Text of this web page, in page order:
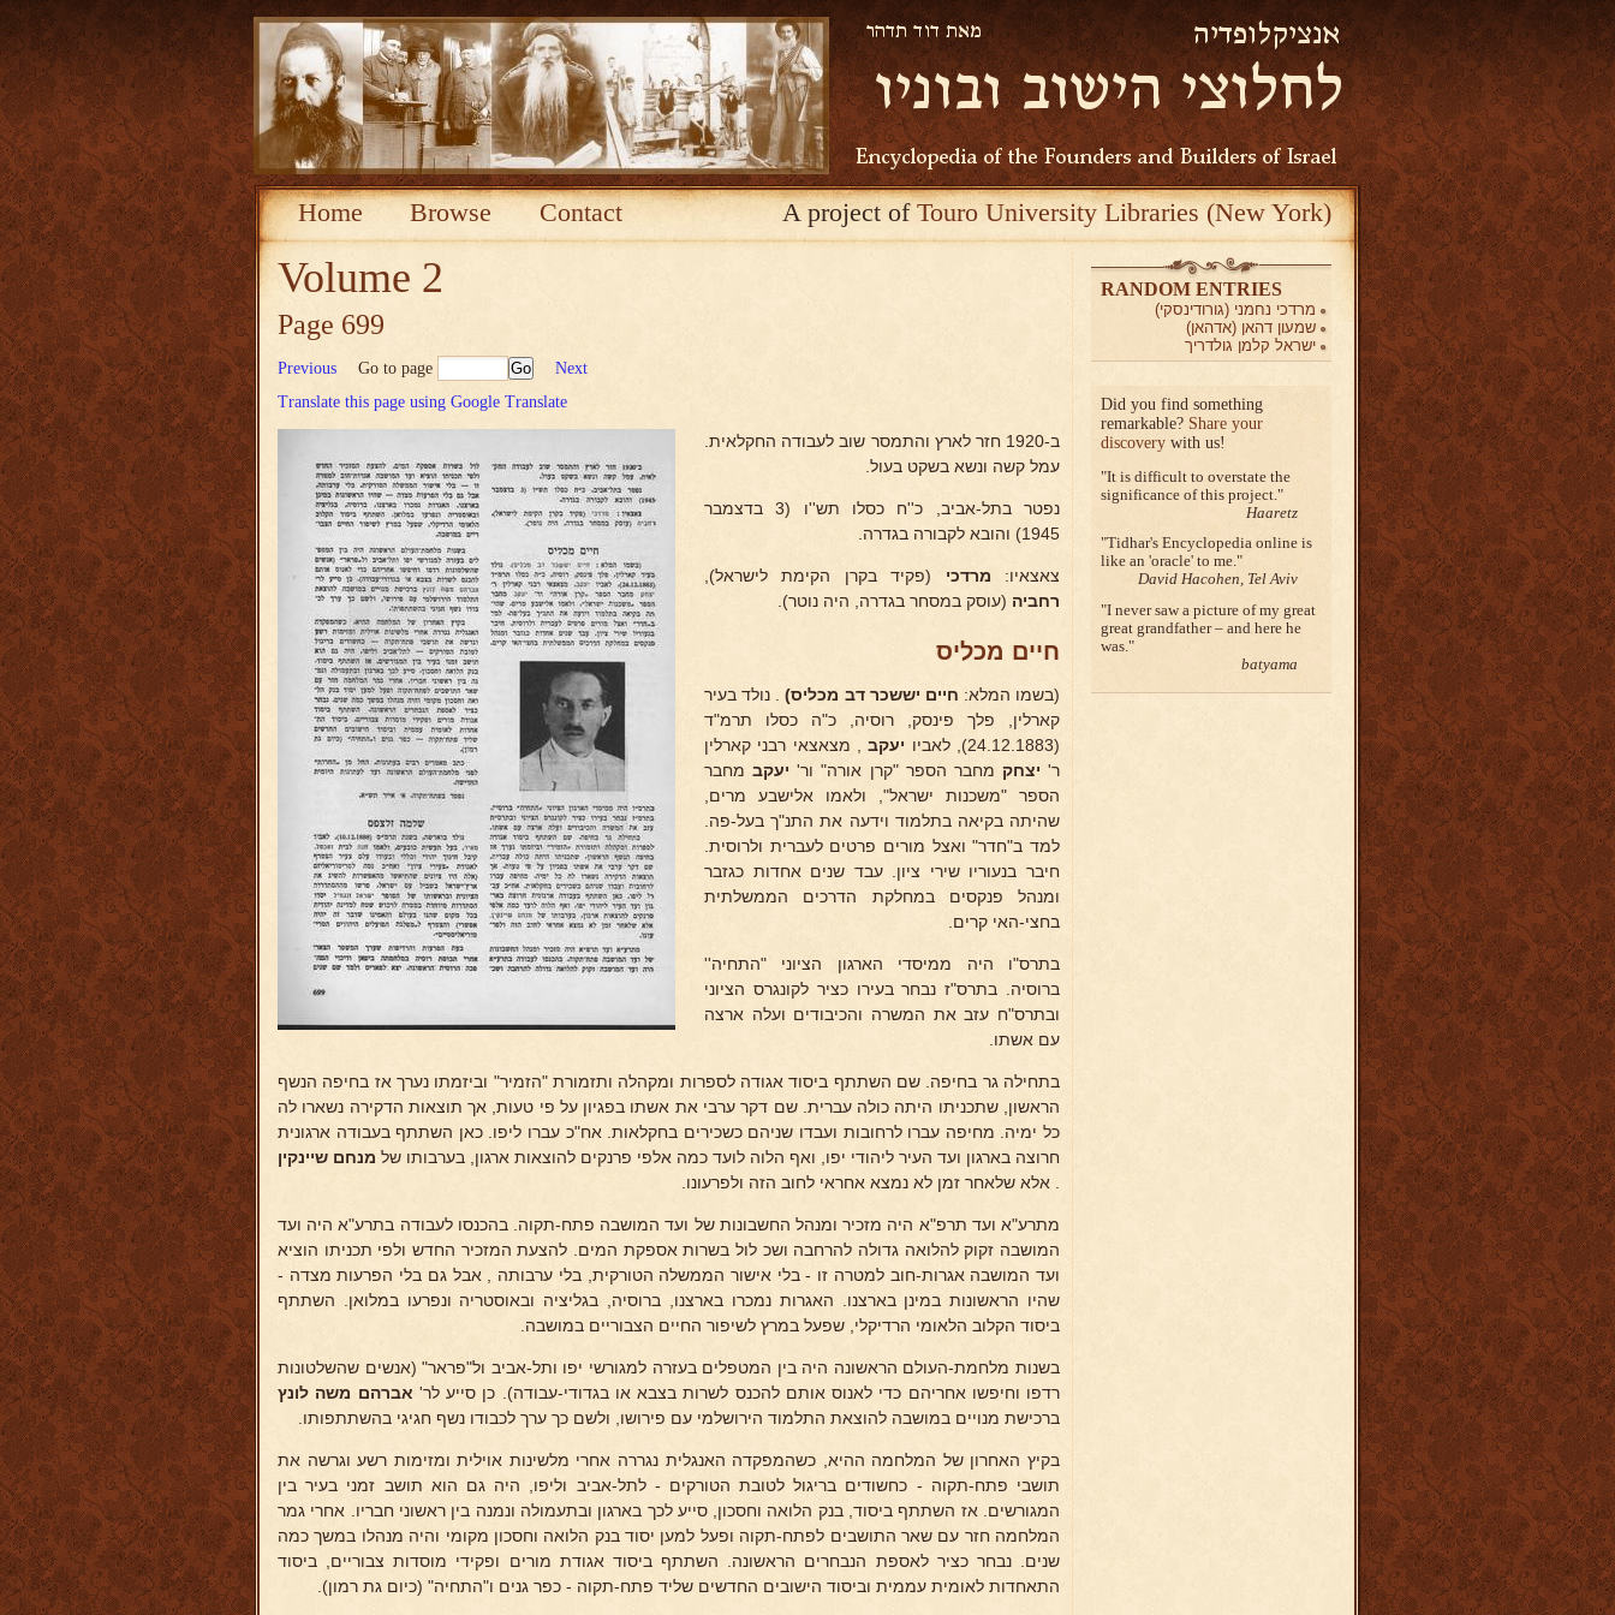
Home Browse Contact A project ofTouro University Libraries (New York)
Volume 2
Page 699
Previous Go to page
Next
Translate this page using Google Translate
ב-1920 חזר לארץ והתמסר שוב לעבודה החקלאית.
עמל קשה ונשא בשקט בעול.
נפטר בתל-אביב, כ''ח כסלו תש''ו (3 בדצמבר
1945) והובא לקבורה בגדרה.
צאצאיו: מרדכי (פקיד בקרן הקימת לישראל),
רחביה (עוסק במסחר בגדרה, היה נוטר).
חיים מכליס
(בשמו המלא: חיים יששכר דב מכליס). נולד בעיר
קארלין, פלך פינסק, רוסיה, כ"ה כסלו תרמ"ד
(24.12.1883), לאביו
יעקב, מצאצאי רבני קארלין
ר' יצחק מחבר הספר "קרן אורה" ור'יעקבמחבר
הספר "משכנות ישראל", ולאמו אלישבע מרים,
שהיתה בקיאה בתלמוד וידעה את התנ"ך בעל-פה.
למד ב"חדר" ואצל מורים פרטים לעברית ולרוסית.
חיבר בנעוריו שירי ציון. עבד שנים אחדות כגזבר
ומנהל פנקסים במחלקת הדרכים הממשלתית
בחצי-האי קרים.
בתרס"ו היה ממיסדי הארגון הציוני "התחיה''
ברוסיה. בתרס"ז נבחר בעירו כציר לקונגרס הציוני
ובתרס"ח עזב את המשרה והכיבודים ועלה ארצה
עם אשתו.
בתחילה גר בחיפה. שם השתתף ביסוד אגודה לספרות ומקהלה ותזמורת "הזמיר" וביזמתו נערך אז בחיפה הנשף
הראשון, שתכניתו היתה כולה עברית. שם דקר ערבי את אשתו בפגיון על פי טעות, אך תוצאות הדקירה נשארו לה
כל ימיה. מחיפה עברו לרחובות ועבדו שניהם כשכירים בחקלאות. אח"כ עברו ליפו. כאן השתתף בעבודה ארגונית
חרוצה בארגון ועד העיר ליהודי יפו, ואף הלוה לועד כמה אלפי פרנקים להוצאות ארגון, בערבותו של מנחם שיינקין
. אלא שלאחר זמן לא נמצא אחראי לחוב הזה ולפרעונו.
מתרע"א ועד תרפ"א היה מזכיר ומנהל החשבונות של ועד המושבה פתח-תקוה. בהכנסו לעבודה בתרע"א היה ועד
המושבה זקוק להלואה גדולה להרחבה ושכ לול בשרות אספקת המים. להצעת המזכיר החדש ולפי תכניתו הוציא
ועד המושבה אגרות-חוב למטרה זו - בלי אישור הממשלה הטורקית, בלי ערבותה , אבל גם בלי הפרעות מצדה -
שהיו הראשונות במינן בארצנו. האגרות נמכרו בארצנו, ברוסיה, בגליציה ובאוסטריה ונפרעו במלואן. השתתף
ביסוד הקלוב הלאומי הרדיקלי, שפעל במרץ לשיפור החיים הצבוריים במושבה.
בשנות מלחמת-העולם הראשונה היה בין המטפלים בעזרה למגורשי יפו ותל-אביב ול"פראר" (אנשים שהשלטונות
רדפו וחיפשו אחריהם כדי לאנוס אותם להכנס לשרות בצבא או בגדודי-עבודה). כן סייע לר' אברהם משה לונץ
ברכישת מנויים במושבה להוצאת התלמוד הירושלמי עם פירושו, ולשם כך ערך לכבודו נשף חגיגי בהשתתפותו.
בקיץ האחרון של המלחמה ההיא, כשהמפקדה האנגלית נגררה אחרי מלשינות אוילית ומזימות רשע וגרשה את
תושבי פתח-תקוה - כחשודים בריגול לטובת הטורקים - לתל-אביב וליפו, היה גם הוא תושב זמני בעיר בין
המגורשים. אז השתתף ביסוד, בנק הלואה וחסכון, סייע לכך בארגון ובתעמולה ונמנה בין ראשוני חבריו. אחרי גמר
המלחמה חזר עם שאר התושבים לפתח-תקוה ופעל למען יסוד בנק הלואה וחסכון מקומי והיה מנהלו במשך כמה
שנים. נבחר כציר לאספת הנבחרים הראשונה. השתתף ביסוד אגודת מורים ופקידי מוסדות צבוריים, ביסוד
התאחדות לאומית עממית וביסוד הישובים החדשים שליד פתח-תקוה - כפר גנים ו"התחיה" (כיום גת רמון).
RANDOM ENTRIES
מרדכי נחמני (גורודינסקי)
שמעון דהאן (אדהאן)
ישראל קלמן גולדריך
Did you find something
remarkable? Share your
discovery with us!
It is difficult to overstate the
significance of this project.
Haaretz
Tidhar's Encyclopedia online is
like an 'oracle' to me.
David Hacohen, Tel Aviv
I never saw a picture of my great
great grandfather – and here he
was.
batyama